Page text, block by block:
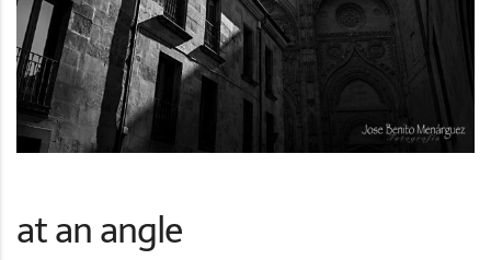
at an angle